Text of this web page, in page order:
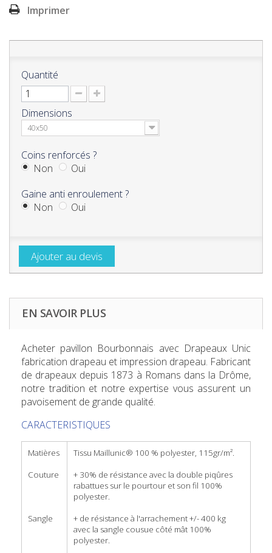
Imprimer
Quantité
Dimensions
40x50
Coins renforcés ?
Non
Oui
Gaine anti enroulement ?
Non
Oui
Ajouter au devis
EN SAVOIR PLUS
Acheter pavillon Bourbonnais avec Drapeaux Unic
fabrication drapeau et impression drapeau. Fabricant
de drapeaux depuis 1873 à Romans dans la Drôme,
notre tradition et notre expertise vous assurent un
pavoisement de grande qualité.
CARACTERISTIQUES
Matières
Tissu Maillunic® 100 % polyester, 115gr/m².
Couture
+ 30% de résistance avec la double piqûres
rabattues sur le pourtour et son fil 100%
polyester.
Sangle
+ de résistance à l'arrachement +/- 400 kg
avec la sangle cousue côté mât 100%
polyester.